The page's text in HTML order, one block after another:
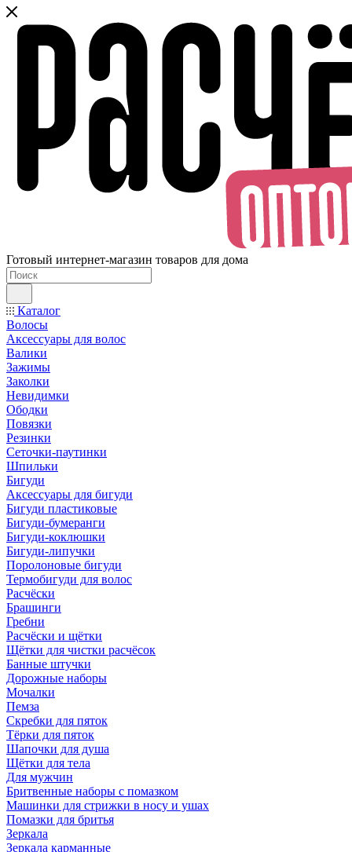
Готовый интернет-магазин товаров для дома
Каталог
Волосы
Аксессуары для волос
Валики
Зажимы
Заколки
Невидимки
Ободки
Повязки
Резинки
Сеточки-паутинки
Шпильки
Бигуди
Аксессуары для бигуди
Бигуди пластиковые
Бигуди-бумеранги
Бигуди-коклюшки
Бигуди-липучки
Поролоновые бигуди
Термобигуди для волос
Расчёски
Брашинги
Гребни
Расчёски и щётки
Щётки для чистки расчёсок
Банные штучки
Дорожные наборы
Мочалки
Пемза
Скребки для пяток
Тёрки для пяток
Шапочки для душа
Щётки для тела
Для мужчин
Бритвенные наборы с помазком
Машинки для стрижки в носу и ушах
Помазки для бритья
Зеркала
Зеркала карманные